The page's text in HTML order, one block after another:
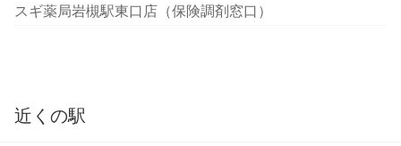
スギ薬局岩槻駅東口店（保険調剤窓口）
近くの駅